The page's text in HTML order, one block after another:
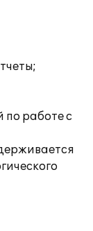
по работе с